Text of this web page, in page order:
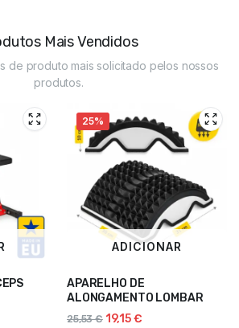
Mais Vendidos
de produto mais solicitado pelos nossos
produtos.
25%
ADICIONAR
APARELHO DE
ALONGAMENTO LOMBAR
25,53€ 19,15€